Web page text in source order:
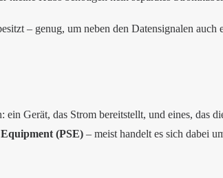
– genug, um neben den Datensignalen
Gerät, das Strom bereitstellt, und eines, das
(PSE) – meist handelt es sich dabei